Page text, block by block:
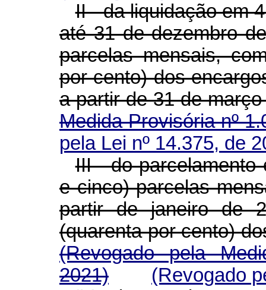
II - da liquidação em
até 31 de dezembro
parcelas mensais,
por cento) dos
a partir de 31 de
Medida Provisória nº
pela Lei nº 14.375, de
III - do parcelamento
e cinco) parcelas
partir de janeiro de
(quarenta por cento)
(Revogado pela
2021)
(Revogado